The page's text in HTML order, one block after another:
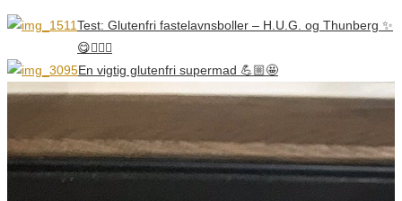
Test: Glutenfri fastelavnsboller – H.U.G. og Thunberg ✨
😋👌🏼🥯
En vigtig glutenfri supermad 💪🏼🤩